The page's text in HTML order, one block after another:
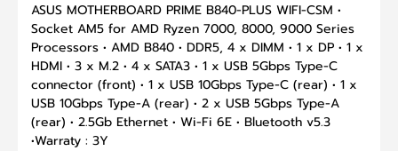
ASUS MOTHERBOARD PRIME B840-PLUS WIFI-CSM •
Socket AM5 for AMD Ryzen 7000, 8000, 9000 Series
Processors • AMD B840 • DDR5, 4 x DIMM • 1 x DP • 1 x
HDMI • 3 x M.2 • 4 x SATA3 • 1 x USB 5Gbps Type-C
connector (front) • 1 x USB 10Gbps Type-C (rear) • 1 x
USB 10Gbps Type-A (rear) • 2 x USB 5Gbps Type-A
(rear) • 2.5Gb Ethernet • Wi-Fi 6E • Bluetooth v5.3
•Warraty : 3Y